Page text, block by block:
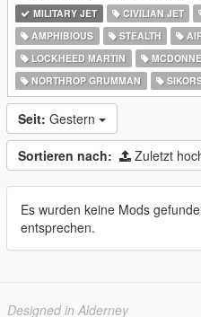
MILITARY JET
CIVILIAN JET
AMPHIBIOUS
STEALTH
LOCKHEED MARTIN
NORTHROP GRUMMAN
Seit: Gestern
Sortieren nach: Zuletzt
Es wurden keine Mods
entsprechen.
Designed in Alderney